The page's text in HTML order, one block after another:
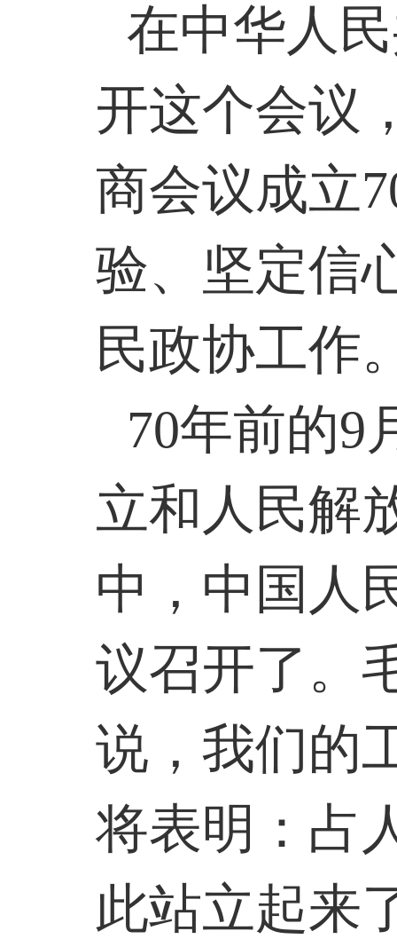
在中华人
开这个会议
商会议成立
验、坚定信
民政协工作
70年前的9
立和人民解
中，中国人
议召开了。
说，我们的
将表明：占
此站立起来